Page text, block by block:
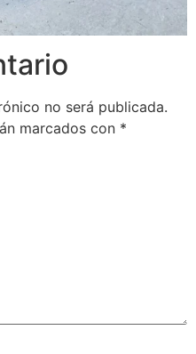
no será publicada.
marcados con *